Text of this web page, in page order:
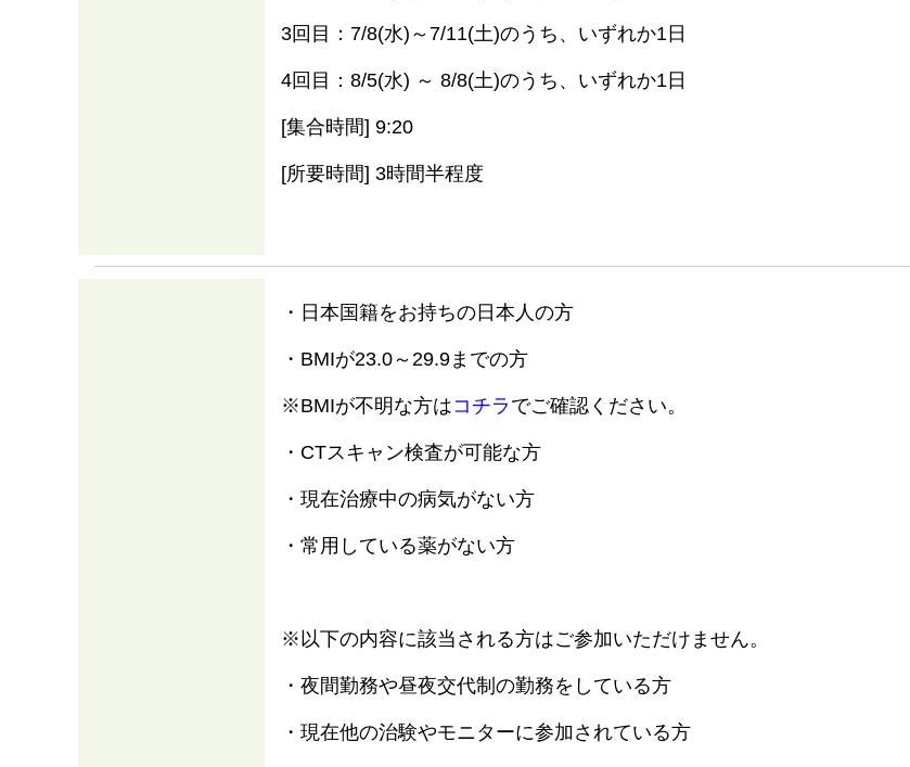
3回目：7/8(水)～7/11(土)のうち、いずれか1日
4回目：8/5(水) ～ 8/8(土)のうち、いずれか1日
[集合時間] 9:20
[所要時間] 3時間半程度
・日本国籍をお持ちの日本人の方
・BMIが23.0～29.9までの方
※BMIが不明な方はコチラ でご確認ください。
・CTスキャン検査が可能な方
・現在治療中の病気がない方
・常用している薬がない方
※以下の内容に該当される方はご参加いただけません。
・夜間勤務や昼夜交代制の勤務をしている方
・現在他の治験やモニターに参加されている方